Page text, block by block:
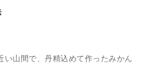
い山間で、丹精込めて作ったみかん